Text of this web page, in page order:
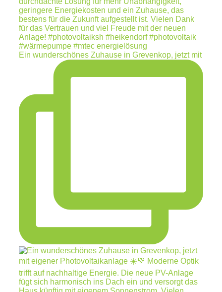
Ein wunderschönes Zuhause in Grevenkop, jetzt mit